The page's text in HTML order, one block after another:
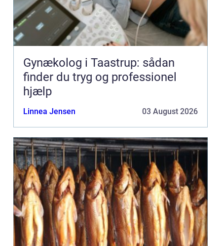
Gynækolog i Taastrup: sådan
finder du tryg og professionel
hjælp
Linnea Jensen 03 August 2026